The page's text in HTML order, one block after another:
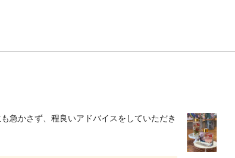
急かさず、程良いアドバイスをしていただき